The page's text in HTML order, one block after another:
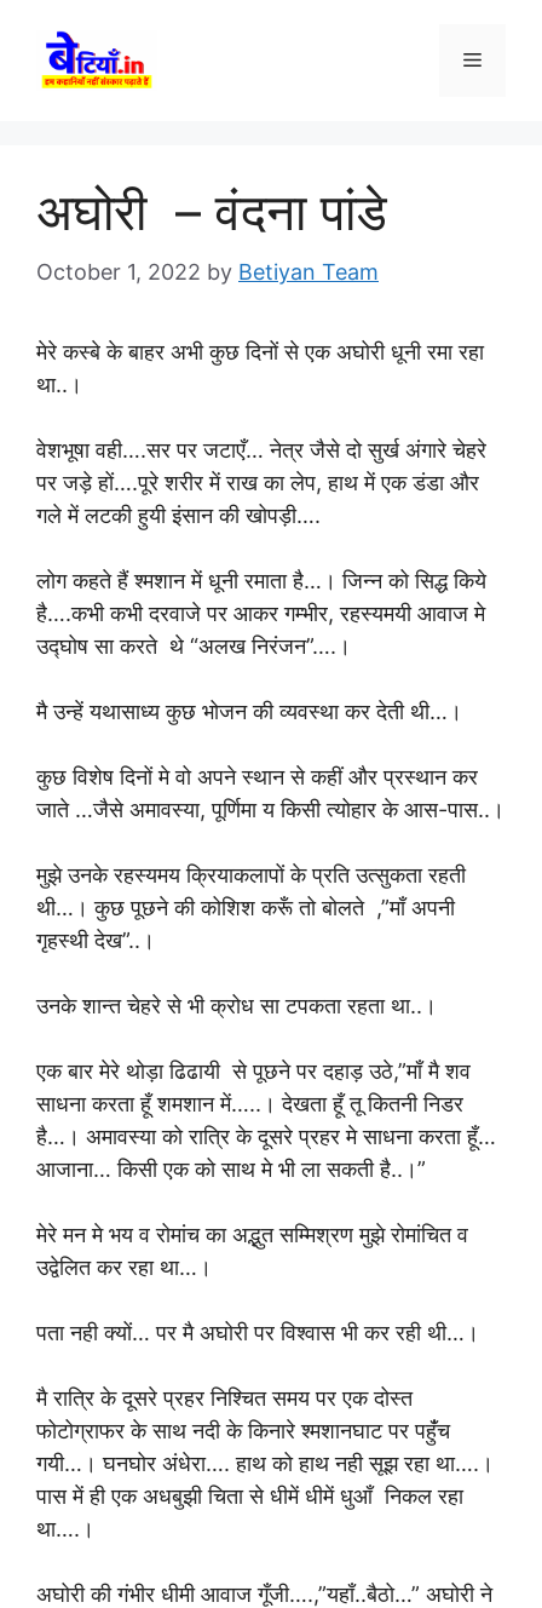
content
Menu
अघोरी – वंदना पांडे
October 1, 2022 by Betiyan Team
मेरे कस्बे के बाहर अभी कुछ दिनों से एक अघोरी धूनी रमा रहा
था..।
वेशभूषा वही….सर पर जटाएँ… नेत्र जैसे दो सुर्ख अंगारे चेहरे
पर जड़े हों….पूरे शरीर में राख का लेप, हाथ में एक डंडा और
गले में लटकी हुयी इंसान की खोपड़ी….
लोग कहते हैं श्मशान में धूनी रमाता है…। जिन्न को सिद्ध किये
है….कभी कभी दरवाजे पर आकर गम्भीर, रहस्यमयी आवाज मे
उद्घोष सा करते थे “अलख निरंजन”….।
मै उन्हें यथासाध्य कुछ भोजन की व्यवस्था कर देती थी…।
कुछ विशेष दिनों मे वो अपने स्थान से कहीं और प्रस्थान कर
जाते …जैसे अमावस्या, पूर्णिमा य किसी त्योहार के आस-पास..।
मुझे उनके रहस्यमय क्रियाकलापों के प्रति उत्सुकता रहती
थी…। कुछ पूछने की कोशिश करूँ तो बोलते ,”माँ अपनी
गृहस्थी देख”..।
उनके शान्त चेहरे से भी क्रोध सा टपकता रहता था..।
एक बार मेरे थोड़ा ढिढायी से पूछने पर दहाड़ उठे,”माँ मै शव
साधना करता हूँ शमशान में…..। देखता हूँ तू कितनी निडर
है…। अमावस्या को रात्रि के दूसरे प्रहर मे साधना करता हूँ…
आजाना… किसी एक को साथ मे भी ला सकती है..।”
मेरे मन मे भय व रोमांच का अद्भुत सम्मिश्रण मुझे रोमांचित व
उद्वेलित कर रहा था…।
पता नही क्यों… पर मै अघोरी पर विश्वास भी कर रही थी…।
मै रात्रि के दूसरे प्रहर निश्चित समय पर एक दोस्त
फोटोग्राफर के साथ नदी के किनारे श्मशानघाट पर पहुंँच
गयी…। घनघोर अंधेरा…. हाथ को हाथ नही सूझ रहा था….।
पास में ही एक अधबुझी चिता से धीमें धीमें धुआँ निकल रहा
था….।
अघोरी की गंभीर धीमी आवाज गूँजी….,”यहाँ..बैठो…” अघोरी ने